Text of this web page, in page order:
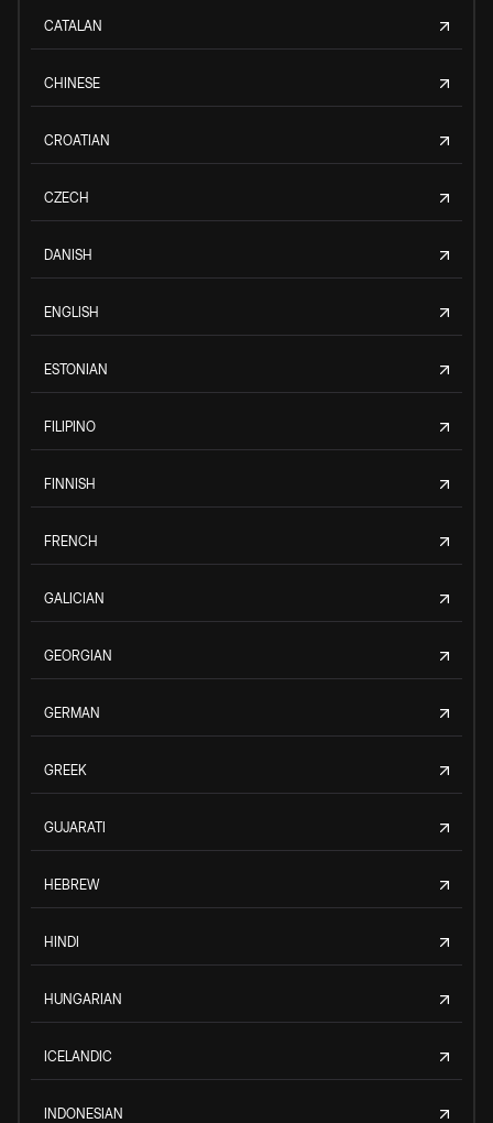
CATALAN
CHINESE
CROATIAN
CZECH
DANISH
ENGLISH
ESTONIAN
FILIPINO
FINNISH
FRENCH
GALICIAN
GEORGIAN
GERMAN
GREEK
GUJARATI
HEBREW
HINDI
HUNGARIAN
ICELANDIC
INDONESIAN